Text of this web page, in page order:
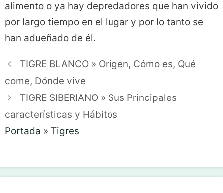
alimento o ya hay depredadores que han vivido
por largo tiempo en el lugar y por lo tanto se
han adueñado de él.
TIGRE BLANCO » Origen, Cómo es, Qué
come, Dónde vive
TIGRE SIBERIANO » Sus Principales
características y Hábitos
Portada » Tigres